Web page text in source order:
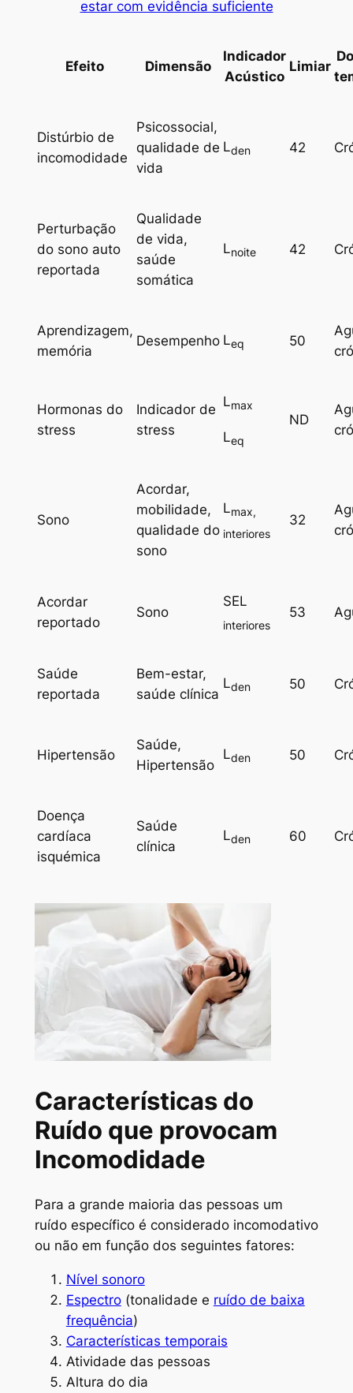
estar com evidência suficiente
Efeito Dimensão
Indicador
Acústico
Limiar
Distúrbio de
incomodidade
Psicossocial,
qualidade de
vida
Lden 42
Perturbação
do sono auto
reportada
Qualidade
de vida,
saúde
somática
Lnoite 42
Aprendizagem,
memória
Desempenho Leq 50
Hormonas do
stress
Indicador de
stress
Lmax
Leq
ND
Sono
Acordar,
mobilidade,
qualidade do
sono
Lmax,
interiores
32
Acordar
reportado
Sono
SEL
interiores
53
Saúde
reportada
Bem-estar,
saúde clínica
Lden 50
Hipertensão
Saúde,
Hipertensão
Lden 50
Doença
cardíaca
isquémica
Saúde
clínica
Lden 60
Características do
Ruído que provocam
Incomodidade
Para a grande maioria das pessoas um
ruído específico é considerado incomodativo
ou não em função dos seguintes fatores:
Nível sonoro
Espectro(tonalidade e ruído de baixa
frequência)
Características temporais
Atividade das pessoas
Altura do dia